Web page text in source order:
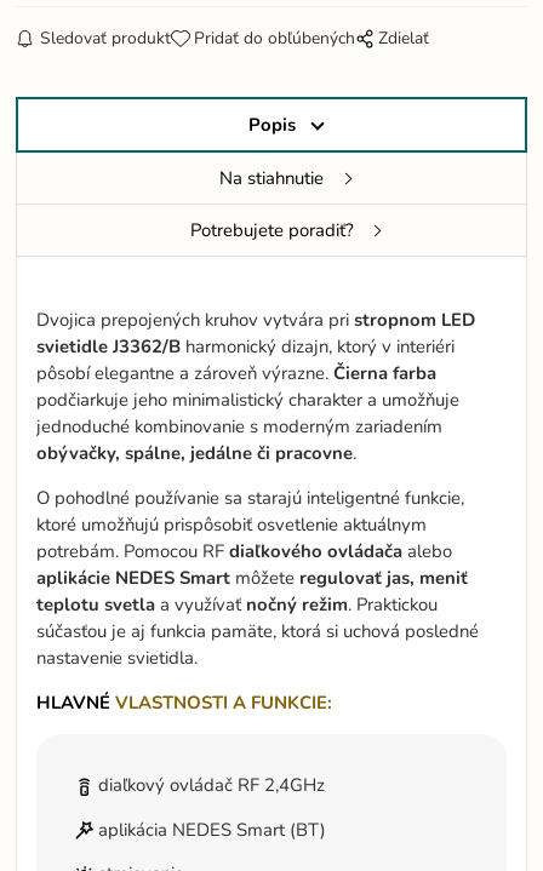
Sledovať produkt Pridať do obľúbených Zdielať
Popis
Na stiahnutie
Potrebujete poradiť?
Dvojica prepojených kruhov vytvára pristropnom LED
svietidle J3362/B harmonický dizajn, ktorý v interiéri
pôsobí elegantne a zároveň výrazne.Čierna farba
podčiarkuje jeho minimalistický charakter a umožňuje
jednoduché kombinovanie s moderným zariadením
obývačky, spálne, jedálne či pracovne.
O pohodlné používanie sa starajú inteligentné funkcie,
ktoré umožňujú prispôsobiť osvetlenie aktuálnym
potrebám. Pomocou RF diaľkového ovládača alebo
aplikácie NEDES Smart môžete regulovať jas, meniť
teplotu svetla a využívať nočný režim. Praktickou
súčasťou je aj funkcia pamäte, ktorá si uchová posledné
nastavenie svietidla.
HLAVNÉVLASTNOSTI A FUNKCIE:
diaľkový ovládač RF 2,4GHz
aplikácia NEDES Smart (BT)